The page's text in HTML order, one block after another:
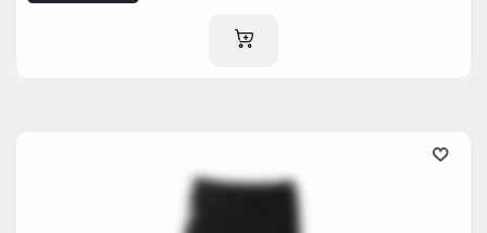
IM WARENKORB